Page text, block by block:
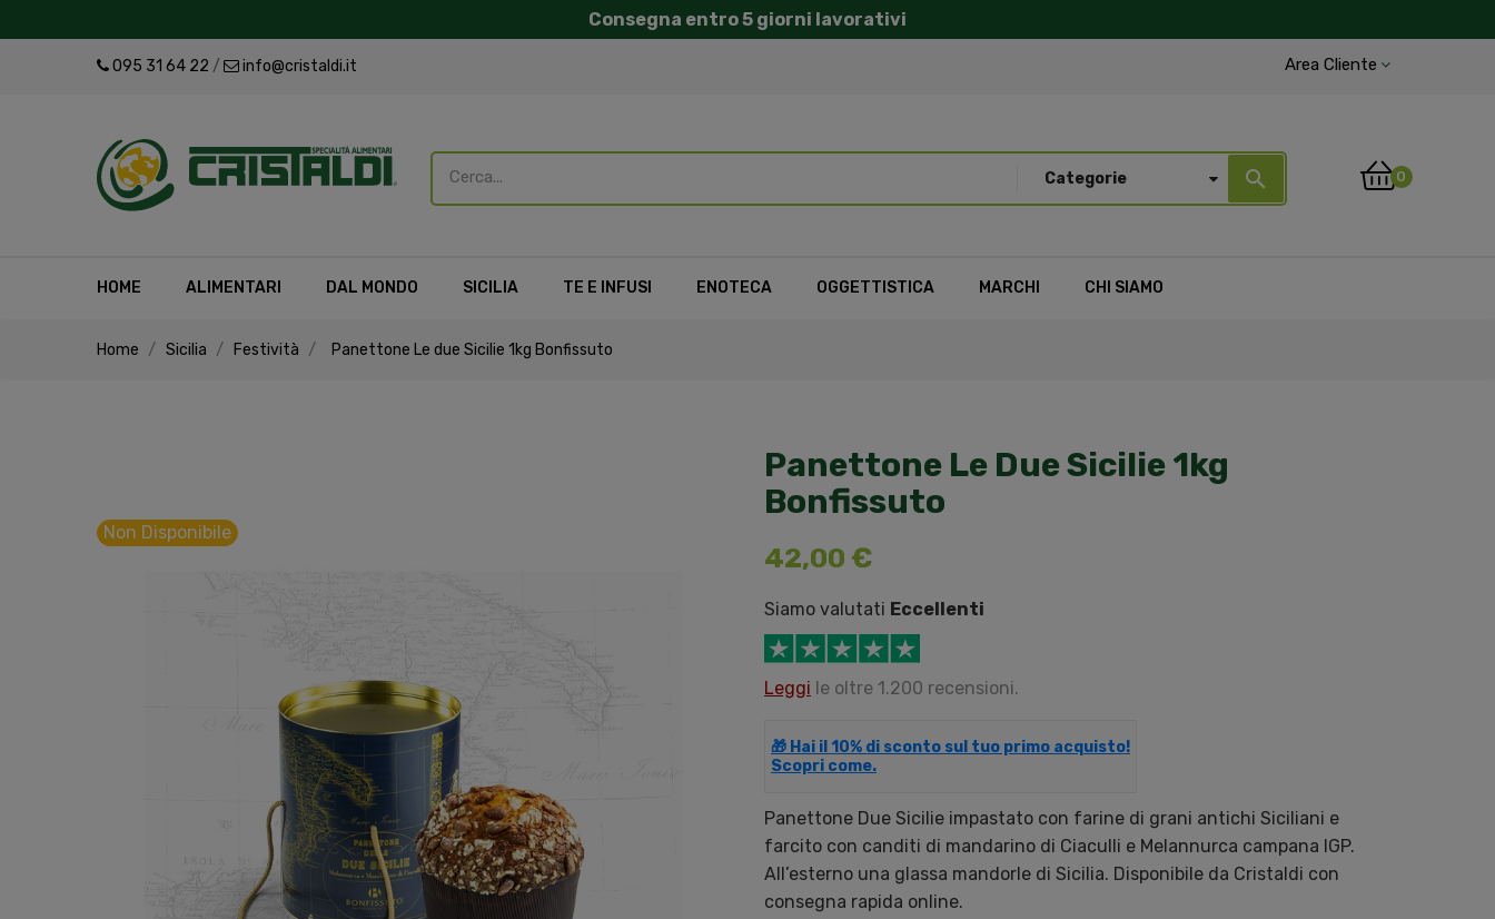
Consegna entro 5 giorni lavorativi
095 31 64 22 / info@cristaldi.it Area Cliente
Categorie search 0
HOME ALIMENTARI DAL MONDO SICILIA TE E INFUSI ENOTECA OGGETTISTICA MARCHI CHI SIAMO
Home Sicilia Festività Panettone Le due Sicilie 1kg Bonfissuto
Non Disponibile
Panettone Le Due Sicilie 1kg
Bonfissuto
42,00 €
Siamo valutati Eccellenti
Leggi le oltre 1.200 recensioni.
🎁 Hai il 10% di sconto sul tuo primo acquisto!
Scopri come.
Panettone Due Sicilie impastato con farine di grani antichi Siciliani e
farcito con canditi di mandarino di Ciaculli e Melannurca campana IGP.
All’esterno una glassa mandorle di Sicilia. Disponibile da Cristaldi con
consegna rapida online.